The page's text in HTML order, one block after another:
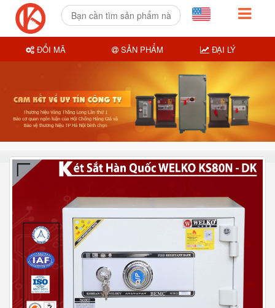
ĐỔI MÃ SẢN PHẨM ĐẠI LÝ